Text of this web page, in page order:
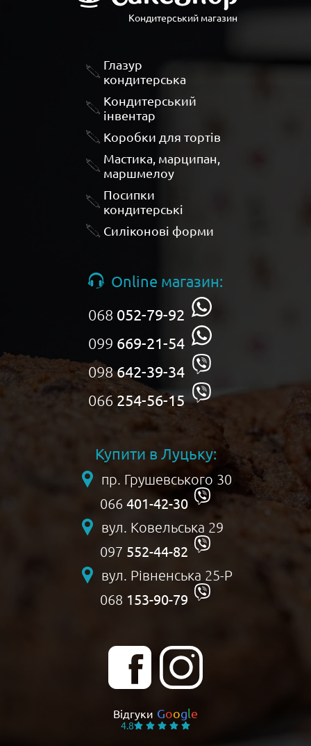
Кондитерський магазин
Відгуки Google
4.8
Глазур
кондитерська
Кондитерський
інвентар
Коробки для тортів
Мастика, марципан,
маршмелоу
Посипки
кондитерські
Силіконові форми
Online магазин:
068 052-79-92
099 669-21-54
098642-39-34
066 254-56-15
Купити в Луцьку:
пр. Грушевського 30
066 401-42-30
вул. Ковельська 29
097 552-44-82
вул. Рівненська 25-Р
068 153-90-79